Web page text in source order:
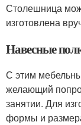
Столешница
изготовлена
Навесные
С этим
желающий
занятии. Для
формы и